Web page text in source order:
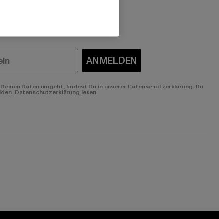
ANMELDEN
Daten umgeht, findest Du in unserer Datenschutzerklärung. Du
Datenschutzerklärung lesen.